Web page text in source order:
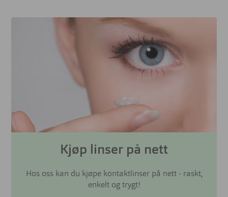
Kjøp linser på nett
Hos oss kan du kjøpe kontaktlinser på nett - raskt,
enkelt og trygt!